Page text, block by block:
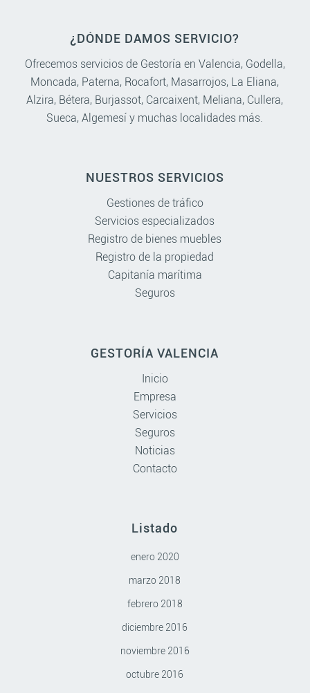
¿DÓNDE DAMOS SERVICIO?
Ofrecemos servicios de Gestoría en Valencia, Godella,
Moncada, Paterna, Rocafort, Masarrojos, La Eliana,
Alzira, Bétera, Burjassot, Carcaixent, Meliana, Cullera,
Sueca,Algemesí y muchas localidades más.
NUESTROS SERVICIOS
Gestiones de tráfico
Servicios especializados
Registro de bienes muebles
Registro de la propiedad
Capitanía marítima
Seguros
GESTORÍA VALENCIA
Inicio
Empresa
Servicios
Seguros
Noticias
Contacto
Listado
enero 2020
marzo 2018
febrero 2018
diciembre 2016
noviembre 2016
octubre 2016